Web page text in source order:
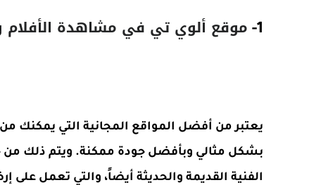
1- موقع ألوي تي في مشاهدة الأفلام
بشكل مثالي وبأفضل جودة ممكنة. ويتم ذلك من
الفنية القديمة والحديثة أيضاً، والتي تعمل على